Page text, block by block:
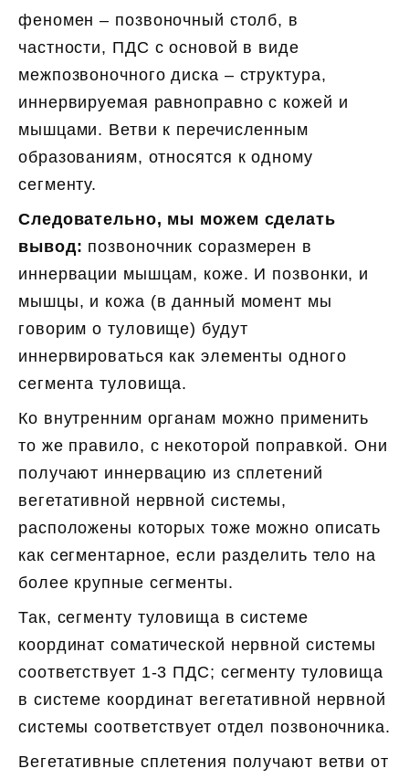
феномен – позвоночный столб, в
частности, ПДС с основой в виде
межпозвоночного диска – структура,
иннервируемая равноправно с кожей и
мышцами. Ветви к перечисленным
образованиям, относятся к одному
сегменту.
Следовательно, мы можем сделать
вывод: позвоночник соразмерен в
иннервации мышцам, коже. И позвонки, и
мышцы, и кожа (в данный момент мы
говорим о туловище) будут
иннервироваться как элементы одного
сегмента туловища.
Ко внутренним органам можно применить
то же правило, с некоторой поправкой. Они
получают иннервацию из сплетений
вегетативной нервной системы,
расположены которых тоже можно описать
как сегментарное, если разделить тело на
более крупные сегменты.
Так, сегменту туловища в системе
координат соматической нервной системы
соответствует 1-3 ПДС; сегменту туловища
в системе координат вегетативной нервной
системы соответствует отдел позвоночника.
Вегетативные сплетения получают ветви от